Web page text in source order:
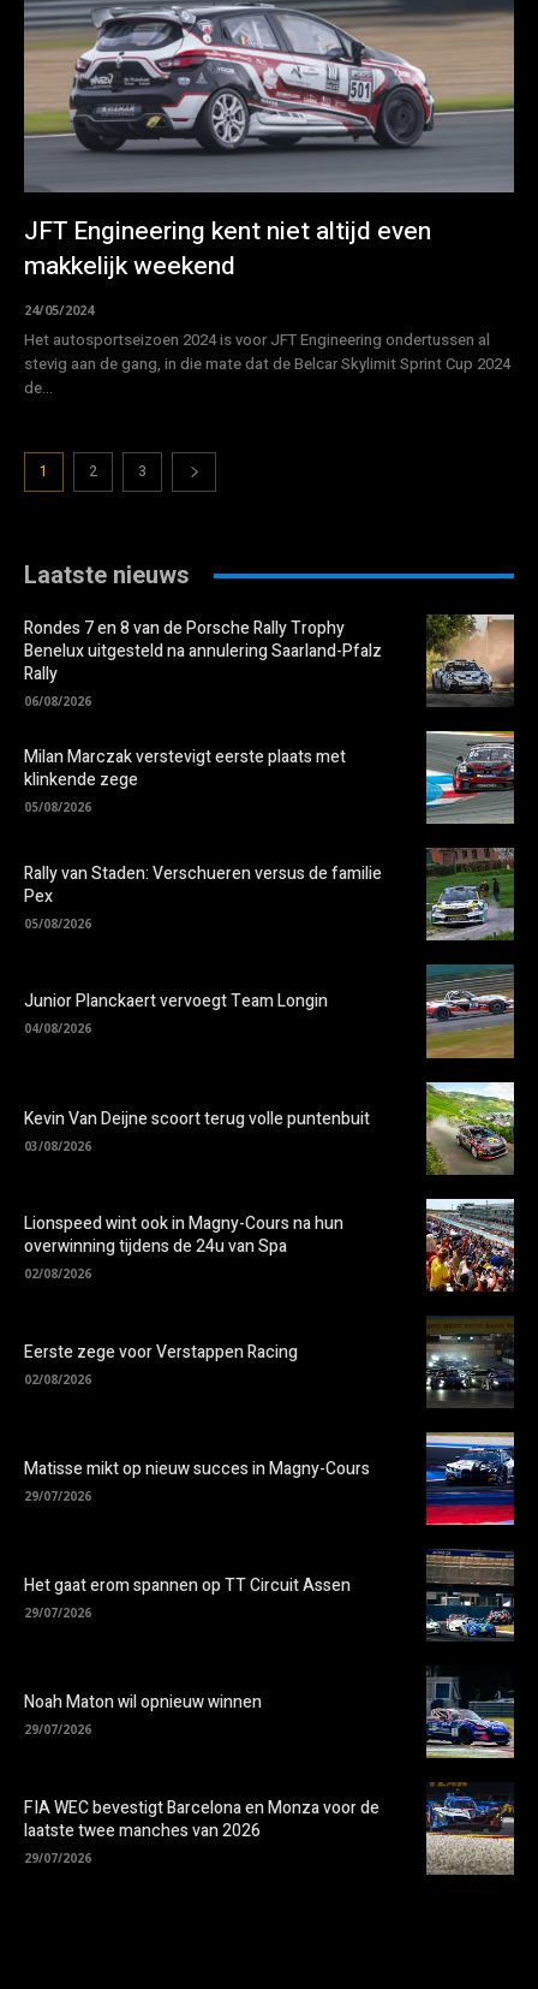
JFT Engineering kent niet altijd even
makkelijk weekend
24/05/2024
Het autosportseizoen 2024 is voor JFT Engineering ondertussen al
stevig aan de gang, in die mate dat de Belcar Skylimit Sprint Cup 2024
de...
1 2 3
Laatste nieuws
Rondes 7 en 8 van de Porsche Rally Trophy
Benelux uitgesteld na annulering Saarland-Pfalz
Rally
06/08/2026
Milan Marczak verstevigt eerste plaats met
klinkende zege
05/08/2026
Rally van Staden: Verschueren versus de familie
Pex
05/08/2026
Junior Planckaert vervoegt Team Longin
04/08/2026
Kevin Van Deijne scoort terug volle puntenbuit
03/08/2026
Lionspeed wint ook in Magny-Cours na hun
overwinning tijdens de 24u van Spa
02/08/2026
Eerste zege voor Verstappen Racing
02/08/2026
Matisse mikt op nieuw succes in Magny-Cours
29/07/2026
Het gaat erom spannen op TT Circuit Assen
29/07/2026
Noah Maton wil opnieuw winnen
29/07/2026
FIA WEC bevestigt Barcelona en Monza voor de
laatste twee manches van 2026
29/07/2026